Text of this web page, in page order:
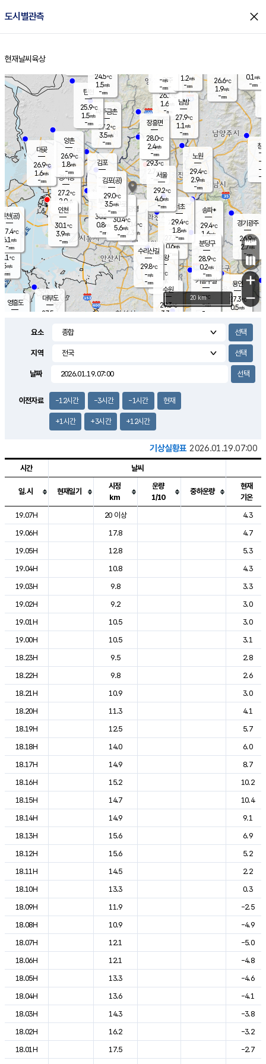
도시별관측 close
홈
현재날씨 육상
의도
℃
m/s
mm
영흥도
양주
26.1℃
1.6
-mm
과천
27.7℃
0.6m/s
- mm
용인
27.3℃
0.5m/s
경기광주
26.9℃
2.7m/s
-mm
1.1m/s
대부도
27.5
경서동
27.2℃
2.0m/s
-mm
파주금촌
27.2℃
3.5m/s
-mm
26.6℃
1.9m/s
-mm
대곶
26.9℃
1.6m/s
-mm
창
-
-m/
-
탄현
25.9℃
1.5m/s
-mm
0.1 m/s
-mm
의왕
- ℃
m/s
mm
김포
- ℃
-m/s
mm
광명
30.4 ℃
2.3 m/s
-mm
부천
30.2℃
0.8m/s
-mm
양촌
26.9℃
1.8m/s
-mm
구로
30.4℃
5.6m/s
-mm
은평
29.3℃
2.7 m/s
- mm
노원
29.4℃
2.9m/s
-mm
송파*
29.4℃
1.6m/s
-mm
서초
29.4℃
1.8m/s
-mm
남방
27.9℃
1.1 m/s
-mm
기흥구갈
-℃
-m/s
-
수리산길
29.8℃
-m/s
-mm
분당구
28.9℃
0.2m/s
-mm
장흥면
28.0℃
2.4m/s
-mm
-m/s
-mm
인천(공)
27.4℃
6.1 m/s
-mm
김포(공)
29.0℃
3.5m/s
-mm
수원
29.3℃
3.3 m/s
인천
30.1℃
3.9m/s
-mm
서울
29.2℃
4.6m/s
-mm
24.5℃
1.5m/s
-mm
1.2m/s
-mm
+
−
20 km
요소
지역
날짜
이전자료 -12시간 -3시간 -1시간 현재
+1시간 +3시간 +12시간
기상실황표 2026.01.19.07:00
도시별 기상실황표로 지점, 날씨, 기온, 강수, 바람, 기압등을 안내한 표입
시간 날씨
일.시 현재일기
시정
km
운량
1/10
중하운량
현재
기온
19.07H
20 이상
4.3
19.06H
17.8
4.7
19.05H
12.8
5.3
19.04H
10.8
4.3
19.03H
9.8
3.3
19.02H
9.2
3.0
19.01H
10.5
3.0
19.00H
10.5
3.1
18.23H
9.5
2.8
18.22H
9.8
2.6
18.21H
10.9
3.0
18.20H
11.3
4.1
18.19H
12.5
5.7
18.18H
14.0
6.0
18.17H
14.9
8.7
18.16H
15.2
10.2
18.15H
14.7
10.4
18.14H
14.9
9.1
18.13H
15.6
6.9
18.12H
15.6
5.2
18.11H
14.5
2.2
18.10H
13.3
0.3
18.09H
11.9
-2.5
18.08H
10.9
-4.9
18.07H
12.1
-5.0
18.06H
12.1
-4.8
18.05H
13.3
-4.6
18.04H
13.6
-4.1
18.03H
14.3
-3.8
18.02H
16.2
-3.2
18.01H
17.5
-2.7